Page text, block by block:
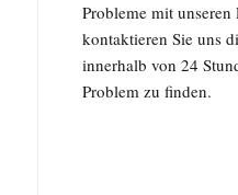
Probleme mit unseren
kontaktieren Sie uns
innerhalb von 24
Problem zu finden.